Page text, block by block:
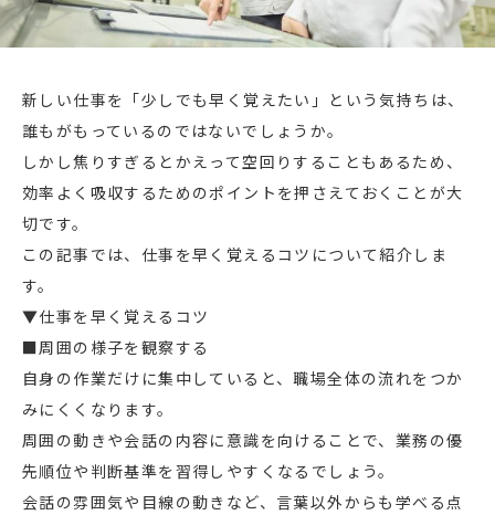
新しい仕事を「少しでも早く覚えたい」という気持ちは、
誰もがもっているのではないでしょうか。
しかし焦りすぎるとかえって空回りすることもあるため、
効率よく吸収するためのポイントを押さえておくことが大
切です。
この記事では、仕事を早く覚えるコツについて紹介しま
す。
▼仕事を早く覚えるコツ
■周囲の様子を観察する
自身の作業だけに集中していると、職場全体の流れをつか
みにくくなります。
周囲の動きや会話の内容に意識を向けることで、業務の優
先順位や判断基準を習得しやすくなるでしょう。
会話の雰囲気や目線の動きなど、言葉以外からも学べる点